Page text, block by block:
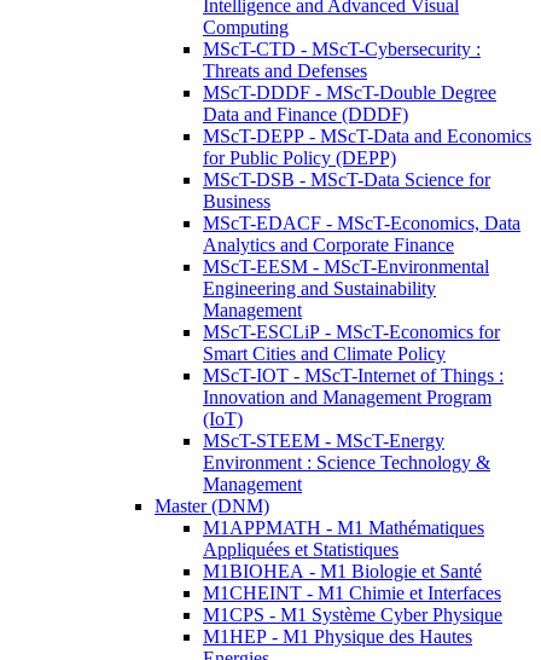
Intelligence and Advanced Visual
Computing
MScT-CTD - MScT-Cybersecurity :
Threats and Defenses
MScT-DDDF - MScT-Double Degree
Data and Finance (DDDF)
MScT-DEPP - MScT-Data and Economics
for Public Policy (DEPP)
MScT-DSB - MScT-Data Science for
Business
MScT-EDACF - MScT-Economics, Data
Analytics and Corporate Finance
MScT-EESM - MScT-Environmental
Engineering and Sustainability
Management
MScT-ESCLiP - MScT-Economics for
Smart Cities and Climate Policy
MScT-IOT - MScT-Internet of Things :
Innovation and Management Program
(IoT)
MScT-STEEM - MScT-Energy
Environment : Science Technology &
Management
Master (DNM)
M1APPMATH - M1 Mathématiques
Appliquées et Statistiques
M1BIOHEA - M1 Biologie et Santé
M1CHEINT - M1 Chimie et Interfaces
M1CPS - M1 Système Cyber Physique
M1HEP - M1 Physique des Hautes